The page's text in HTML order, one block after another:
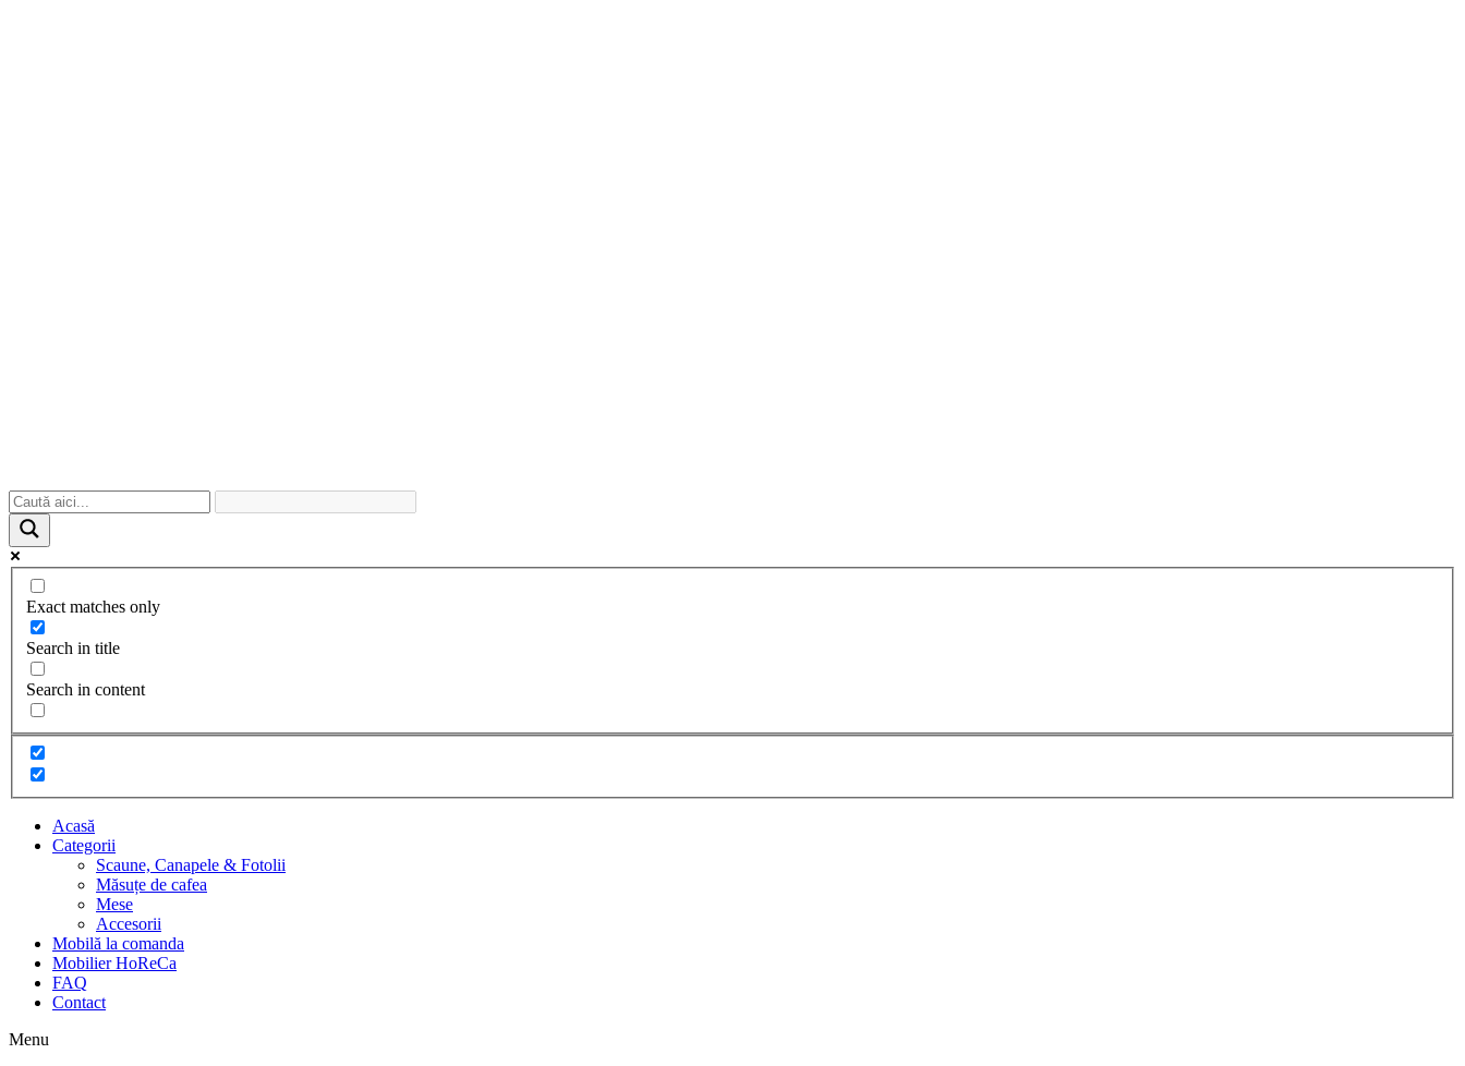
Exact matches only
Search in title
Search in content
Acasă
Categorii
Scaune, Canapele & Fotolii
Măsuțe de cafea
Mese
Accesorii
Mobilă la comanda
Mobilier HoReCa
FAQ
Contact
Menu